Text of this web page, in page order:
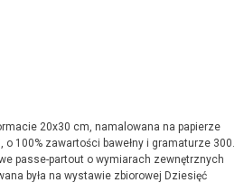
20x30 cm, namalowana na papierze
100% zawartości bawełny i gramaturze 300.
passe-partout o wymiarach zewnętrznych
była na wystawie zbiorowej Dziesięć